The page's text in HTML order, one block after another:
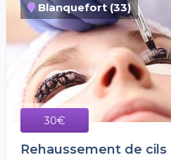
Blanquefort (33)
30€
Rehaussement de cils